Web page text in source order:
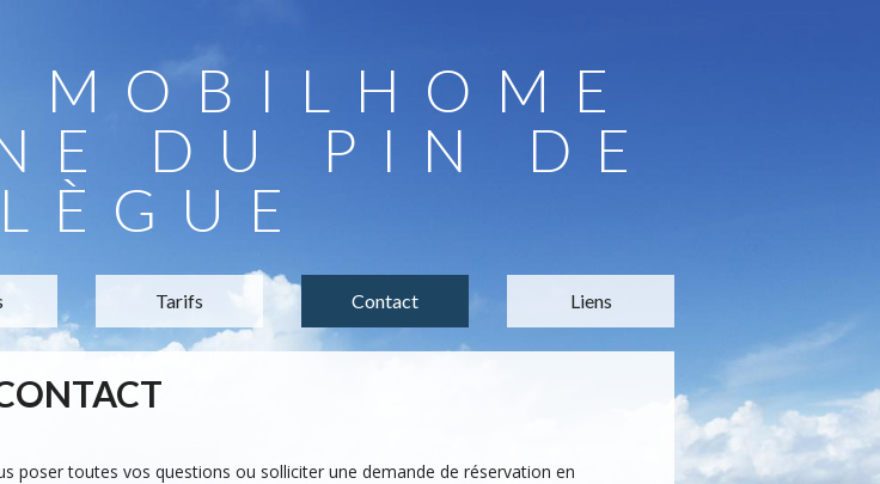
MOBILHOME
DU PIN DE
Tarifs Contact Liens
poser toutes vos questions ou solliciter une demande de réservation en